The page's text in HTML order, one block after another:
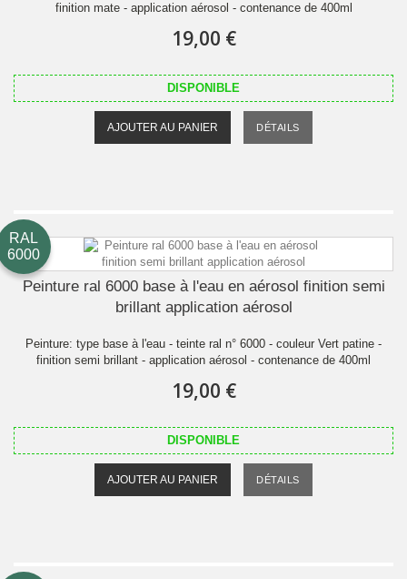
finition mate - application aérosol - contenance de 400ml
19,00 €
DISPONIBLE
AJOUTER AU PANIER DÉTAILS
RAL
6000
Peinture ral 6000 base à l'eau en aérosol finition semi
brillant application aérosol
Peinture: type base à l'eau - teinte ral n° 6000 - couleur Vert patine -
finition semi brillant - application aérosol - contenance de 400ml
19,00 €
DISPONIBLE
AJOUTER AU PANIER DÉTAILS